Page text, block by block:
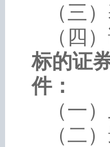
（三
（四
标的证
件：
（一
（二